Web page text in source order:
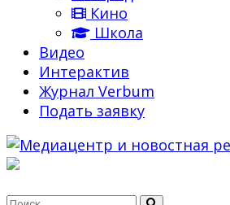
Кино
Школа
Видео
Интерактив
Журнал Verbum
Подать заявку